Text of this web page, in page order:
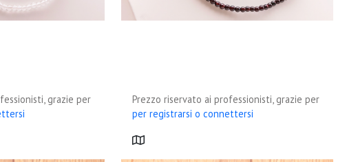
grazie per
Prezzo riservato ai professionisti, grazie per
per registrarsi o connettersi